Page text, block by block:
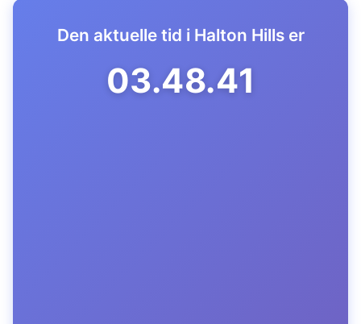
Den aktuelle tid i Halton Hills er
03.48.42